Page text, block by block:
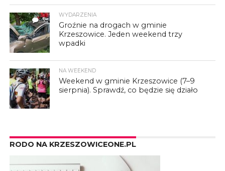
3
WYDARZENIA
Groźnie na drogach w gminie
Krzeszowice. Jeden weekend trzy
wpadki
NA WEEKEND
Weekend w gminie Krzeszowice (7–9
sierpnia). Sprawdź, co będzie się działo
RODO NA KRZESZOWICEONE.PL